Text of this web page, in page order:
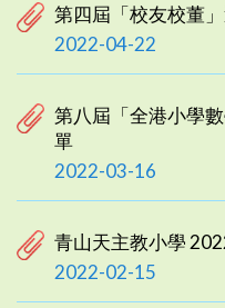
第四屆「校友校董
2022-04-22
第八屆「全港小學
單
2022-03-16
青山天主教小學
2022-02-15